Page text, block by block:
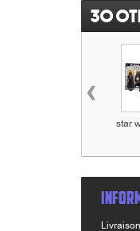
30
star
‹